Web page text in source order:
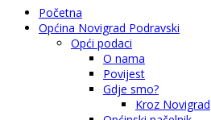
Početna
Općina Novigrad Podravski
Opći podaci
O nama
Povijest
Gdje smo?
Kroz Novigrad